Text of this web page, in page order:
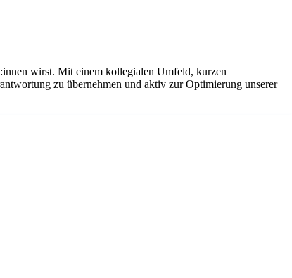
wirst. Mit einem kollegialen Umfeld, kurzen
zu übernehmen und aktiv zur Optimierung unserer